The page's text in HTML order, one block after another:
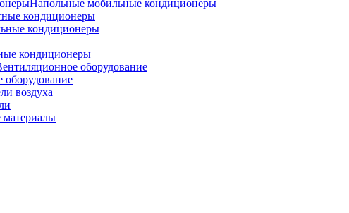
Напольные мобильные кондиционеры
кондиционеры
кондиционеры
кондиционеры
оборудование
оборудование
воздуха
материалы